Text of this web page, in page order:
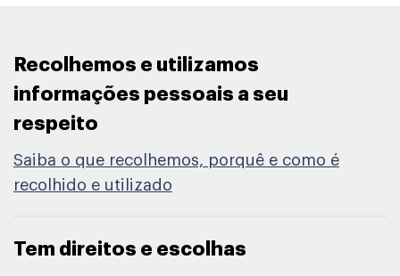
Recolhemos e utilizamos
informações pessoais a seu
respeito ​
Saiba o que recolhemos, porquê e como é
recolhido e utilizado
Tem direitos e escolhas​